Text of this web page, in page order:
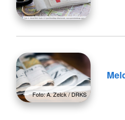
Foto: A. Zelck / DRKS